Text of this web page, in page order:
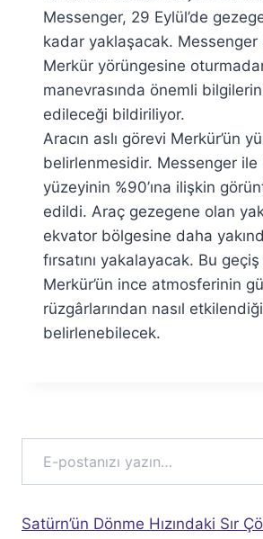
Özyar
Messenger, 29 Eylül’de
kadar yaklaşacak. Messenger
Merkür yörüngesine
manevrasında önemli
edileceği bildiriliyor.
Aracın aslı görevi Merkür’ün
belirlenmesidir. Messenger ile
yüzeyinin %90’ına ilişkin
edildi. Araç gezegene olan
ekvator bölgesine daha
fırsatını yakalayacak. Bu geçiş
Merkür’ün ince atmosferinin
rüzgârlarından nasıl
belirlenebilecek.
E-postanızı yazın…
Satürn’ün Dönme Hızındaki Sır